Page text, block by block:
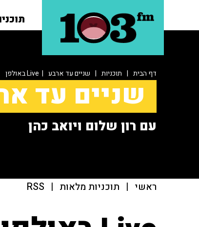
דף הבית | תוכניות | שניים עד ארבע | Live באולפן
שניים עד
עם רון שלום ויואב כהן
ראשי | תוכניות מלאות |
RSS